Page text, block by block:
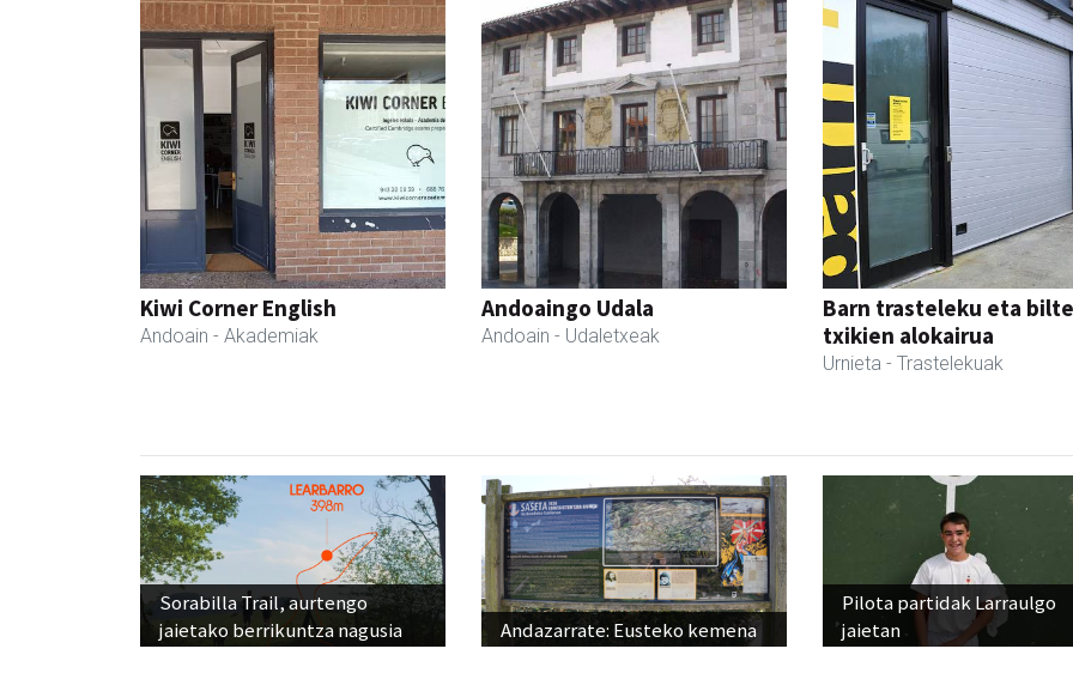
Kiwi Corner English
Andoain - Akademiak
Andoaingo Udala
Andoain - Udaletxeak
Barn trasteleku eta
txikien alokairua
Urnieta - Trastelekuak
Sorabilla Trail, aurtengo
jaietako berrikuntza nagusia
Andazarrate: Eusteko kemena
Pilota partidak Larraulgo
jaietan